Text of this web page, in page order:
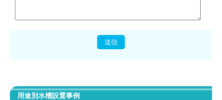
用途別水槽設置事例